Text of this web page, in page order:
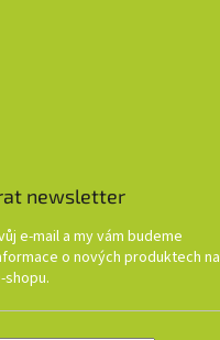
newsletter
e-mail a my vám budeme
o nových produktech na
shopu.